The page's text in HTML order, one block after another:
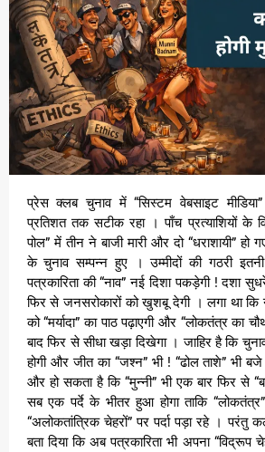
प्रेस क्लब चुनाव में “सिस्टम वेबसाइट मीडिया” का “एग्जिट पोल” 60
प्रतिशत तक सटीक रहा । पाँच प्रत्याशियों के
पोल” में तीन ने बाजी मारी और दो “धराशायी”
के चुनाव सम्पन्न हुए । उम्मीदों की गठरी
पत्रकारिता की “नाव” नई दिशा पकड़ेगी ! दशा
फिर से जनसरोकारों को खुशबू देगी । लगा था कि नई
को “मर्यादा” का पाठ पढ़ाएगी और “लोकतंत्र का
बाद फिर से सीधा खड़ा दिखेगा । जाहिर है कि
होगी और जीत का “जश्न” भी ! “ढोल ताशे” भी बजे
और हो सकता है कि “मुन्नी” भी एक बार फिर से
सब एक पर्दे के भीतर हुआ होगा ताकि
“अलोकतांत्रिक चेहरों” पर पर्दा पड़ा रहे ।
बता दिया कि अब पत्रकारिता भी अपना